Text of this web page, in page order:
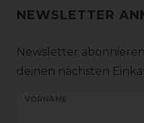
NEWSLETTER
Newsletter
deinen nächsten
VORNAME